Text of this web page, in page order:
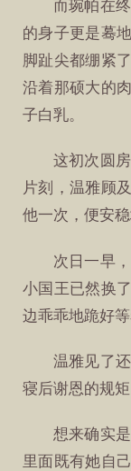
而琬帕在
的身子更是蓦
脚趾尖都绷紧
沿着那硕大的
子白乳。
这初次圆
片刻，温雅顾
他一次，便安
次日一早
小国王已然换
边乖乖地跪好
温雅见了
寝后谢恩的规
想来确实
里面既有她自